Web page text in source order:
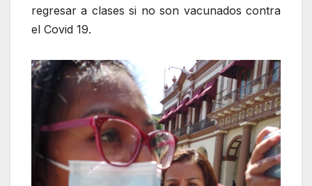
regresar a clases si no son vacunados contra
el Covid 19.